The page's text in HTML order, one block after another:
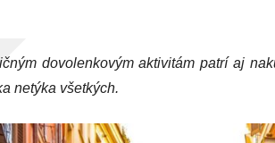
dovolenkovým aktivitám patrí aj
netýka všetkých.